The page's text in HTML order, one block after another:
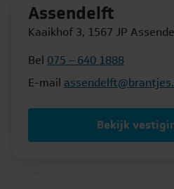
Assendelft
Kaaikhof 3, 1567 JP
Bel 075 – 640 1888
E-mail
Bekijk